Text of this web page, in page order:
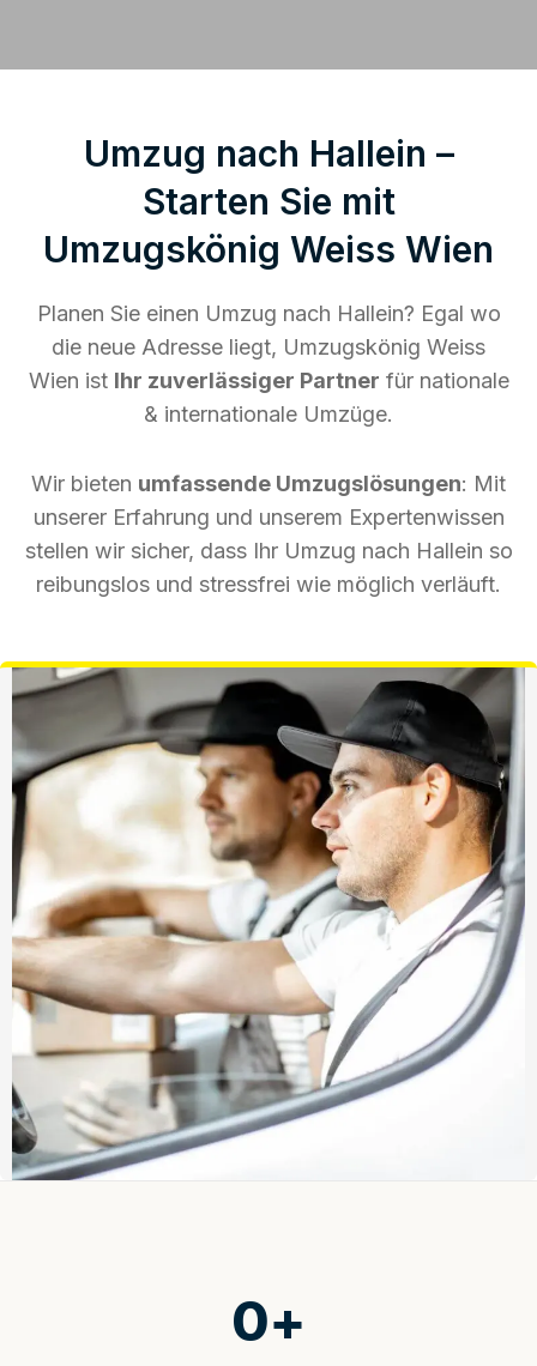
Umzug nach Hallein –
Starten Sie mit
Umzugskönig Weiss Wien
Planen Sie einen Umzug nach Hallein? Egal wo
die neue Adresse liegt, Umzugskönig Weiss
Wien ist Ihr zuverlässiger Partner für nationale
& internationale Umzüge.
Wir bieten umfassende Umzugslösungen: Mit
unserer Erfahrung und unserem Expertenwissen
stellen wir sicher, dass Ihr Umzug nach Hallein so
reibungslos und stressfrei wie möglich verläuft.
0+